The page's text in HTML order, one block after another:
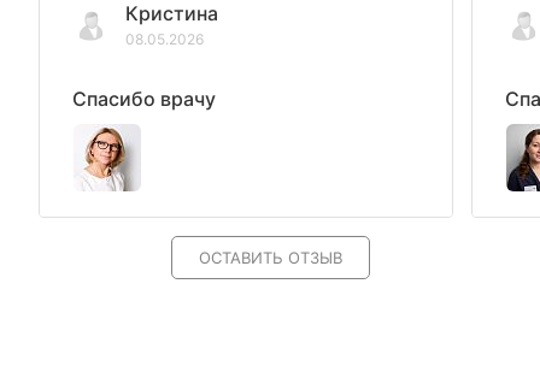
Кристина
08.05.2026
Спасибо врачу
ОСТАВИТЬ ОТЗЫВ